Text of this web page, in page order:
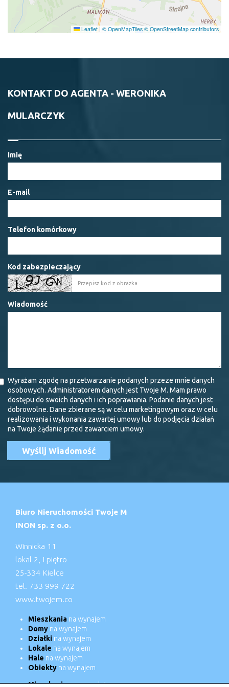
Leaflet | © OpenMapTiles © OpenStreetMap contributors
KONTAKT DO AGENTA - WERONIKA
MULARCZYK
Imię
E-mail
Telefon komórkowy
Kod zabezpieczający
Wiadomość
Wyrażam zgodę na przetwarzanie podanych przeze mnie danych
osobowych. Administratorem danych jest Twoje M. Mam prawo
dostępu do swoich danych i ich poprawiania. Podanie danych jest
dobrowolne. Dane zbierane są w celu marketingowym oraz w celu
realizowania i wykonania zawartej umowy lub do podjęcia działań
na Twoje żądanie przed zawarciem umowy.
Biuro Nieruchomości Twoje M
INON sp. z o.o.
Winnicka 11
lokal 2, I piętro
25-334 Kielce
tel. 733 999 722
www.twojem.co
Mieszkania na wynajem
Domy na wynajem
Działki na wynajem
Lokale na wynajem
Hale na wynajem
Obiekty na wynajem
Mieszkaniana sprzedaż